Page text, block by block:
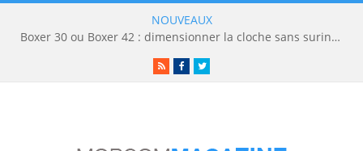
NOUVEAUX
Boxer 30 ou Boxer 42 : dimensionner la cloche sans surinvestir
RSSFacebookTwitter